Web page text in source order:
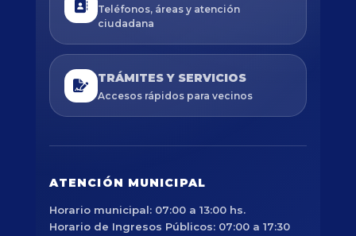
Teléfonos, áreas y atención
ciudadana
TRÁMITES Y SERVICIOS
Accesos rápidos para vecinos
ATENCIÓN MUNICIPAL
Horario municipal: 07:00 a 13:00 hs.
Horario de Ingresos Públicos: 07:00 a 17:30